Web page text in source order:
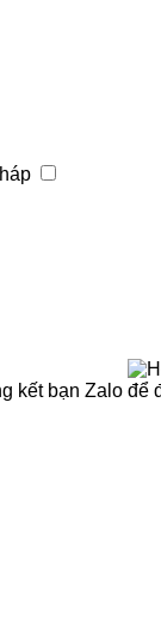
kết bạn Zalo để